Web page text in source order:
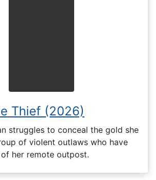
Thief (2026)
struggles to conceal the gold she
of violent outlaws who have
her remote outpost.